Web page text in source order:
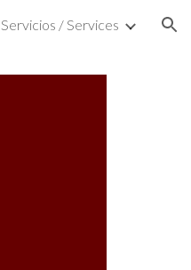
Servicios / Services